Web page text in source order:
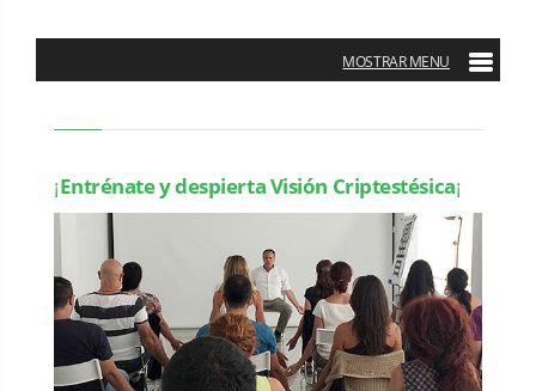
¡Entrénate y despierta Visión Criptestésica¡